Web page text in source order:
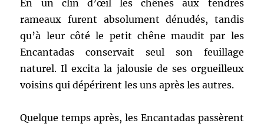
En un clin d’œil les chênes aux tendres
rameaux furent absolument dénudés, tandis
qu’à leur côté le petit chêne maudit par les
Encantadas conservait seul son feuillage
naturel. Il excita la jalousie de ses orgueilleux
voisins qui dépérirent les uns après les autres.
Quelque temps après, les Encantadas passèrent